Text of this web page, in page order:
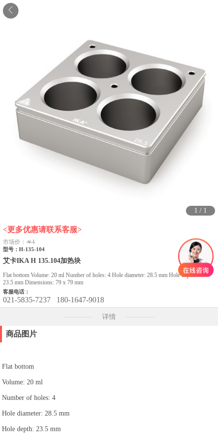
1 / 1
<更多优惠请联系客服>
市场价： ￥1
型号：H-135-104
艾卡IKA H 135.104加热块
Flat bottom Volume: 20 ml Number of holes: 4 Hole diameter: 28.5 mm Hole depth:
23.5 mm Dimensions: 79 x 79 mm
客服电话：
021-5835-7237 180-1647-9018
详情
商品图片
Flat bottom
Volume: 20 ml
Number of holes: 4
Hole diameter: 28.5 mm
Hole depth: 23.5 mm